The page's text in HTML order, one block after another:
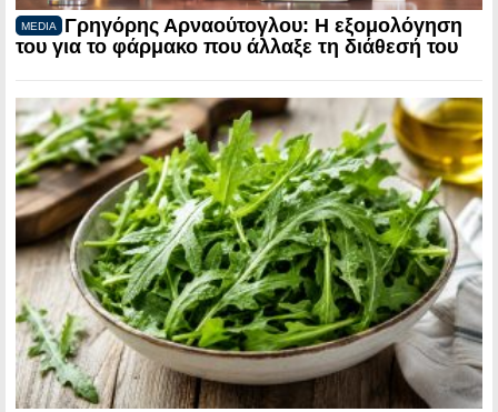
MEDIA
Γρηγόρης Αρναούτογλου: Η εξομολόγηση
του για το φάρμακο που άλλαξε τη διάθεσή του